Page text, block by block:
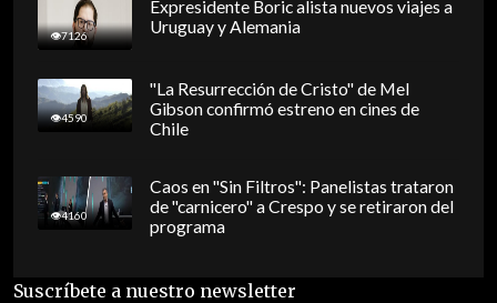
7126
Expresidente Boric alista nuevos viajes a
Uruguay y Alemania
4590
"La Resurrección de Cristo" de Mel
Gibson confirmó estreno en cines de
Chile
4160
Caos en "Sin Filtros": Panelistas trataron
de "carnicero" a Crespo y se retiraron del
programa
Suscríbete a nuestro newsletter